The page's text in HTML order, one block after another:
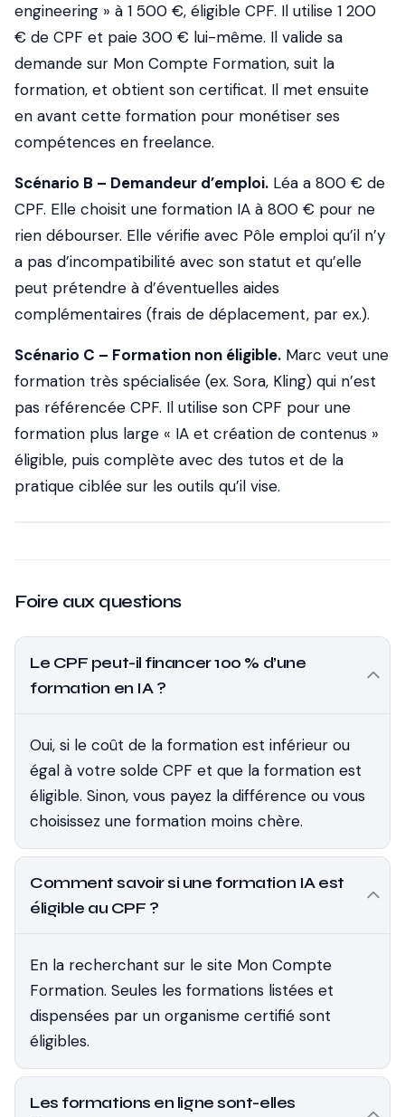
engineering » à 1 500 €, éligible CPF. Il utilise 1 200
€ de CPF et paie 300 € lui-même. Il valide sa
demande sur Mon Compte Formation, suit la
formation, et obtient son certificat. Il met ensuite
en avant cette formation pour monétiser ses
compétences en freelance.
Scénario B – Demandeur d’emploi. Léa a 800 € de
CPF. Elle choisit une formation IA à 800 € pour ne
rien débourser. Elle vérifie avec Pôle emploi qu’il n’y
a pas d’incompatibilité avec son statut et qu’elle
peut prétendre à d’éventuelles aides
complémentaires (frais de déplacement, par ex.).
Scénario C – Formation non éligible. Marc veut une
formation très spécialisée (ex. Sora, Kling) qui n’est
pas référencée CPF. Il utilise son CPF pour une
formation plus large « IA et création de contenus »
éligible, puis complète avec des tutos et de la
pratique ciblée sur les outils qu’il vise.
Foire aux questions
Le CPF peut-il financer 100 % d’une
formation en IA ?
Oui, si le coût de la formation est inférieur ou
égal à votre solde CPF et que la formation est
éligible. Sinon, vous payez la différence ou vous
choisissez une formation moins chère.
Comment savoir si une formation IA est
éligible au CPF ?
En la recherchant sur le site Mon Compte
Formation. Seules les formations listées et
dispensées par un organisme certifié sont
éligibles.
Les formations en ligne sont-elles